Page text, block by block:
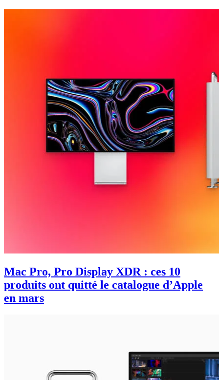
Mac Pro, Pro Display XDR : ces 10
produits ont quitté le catalogue d’Apple
en mars